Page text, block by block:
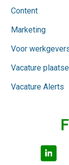
Content
Marketing
Voor
Vacature
Vacature Alerts